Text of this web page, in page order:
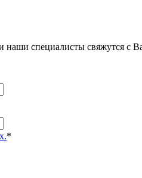
специалисты свяжутся с
*